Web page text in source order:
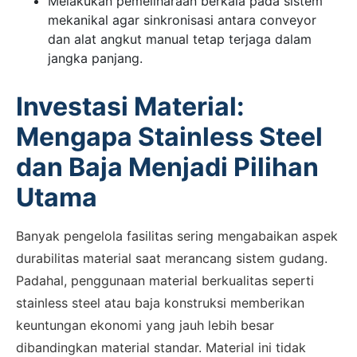
mekanikal agar sinkronisasi antara conveyor
dan alat angkut manual tetap terjaga dalam
jangka panjang.
Investasi Material:
Mengapa Stainless Steel
dan Baja Menjadi Pilihan
Utama
Banyak pengelola fasilitas sering mengabaikan aspek
durabilitas material saat merancang sistem gudang.
Padahal, penggunaan material berkualitas seperti
stainless steel atau baja konstruksi memberikan
keuntungan ekonomi yang jauh lebih besar
dibandingkan material standar. Material ini tidak